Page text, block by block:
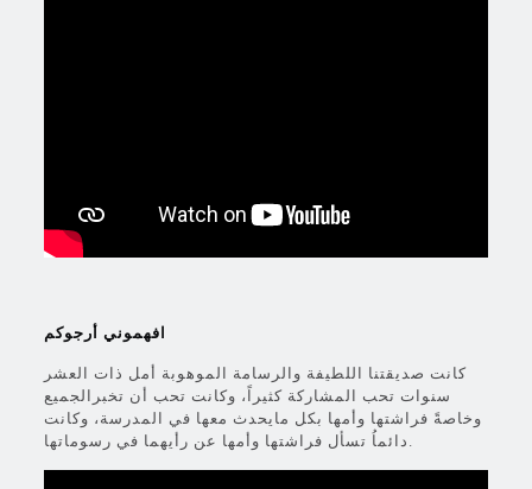
افهموني أرجوكم
كانت صديقتنا اللطيفة والرسامة الموهوبة أمل ذات العشر
سنوات تحب المشاركة كثيراً، وكانت تحب أن تخبرالجميع
وخاصةً فراشتها وأمها بكل مايحدث معها في المدرسة، وكانت
دائماُ تسأل فراشتها وأمها عن رأيهما في رسوماتها.